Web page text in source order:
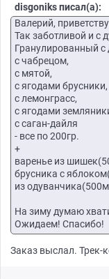
disgoniks писал(а):
Валерий,
Так заботливой и с
Гранулированный
с чабрецом,
с мятой,
с ягодами брусники,
с лемонграсс,
с ягодами
с саган-дайля
- все по 200гр.
+
варенье из
брусника с
из
На зиму думаю
Ожидаем! Спасибо!
Заказ выслал. Трек-